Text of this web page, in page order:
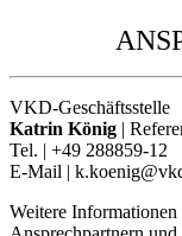
VKD-Geschäftsstelle
Katrin König |
Tel. | +49 288859-12
E-Mail |
Weitere